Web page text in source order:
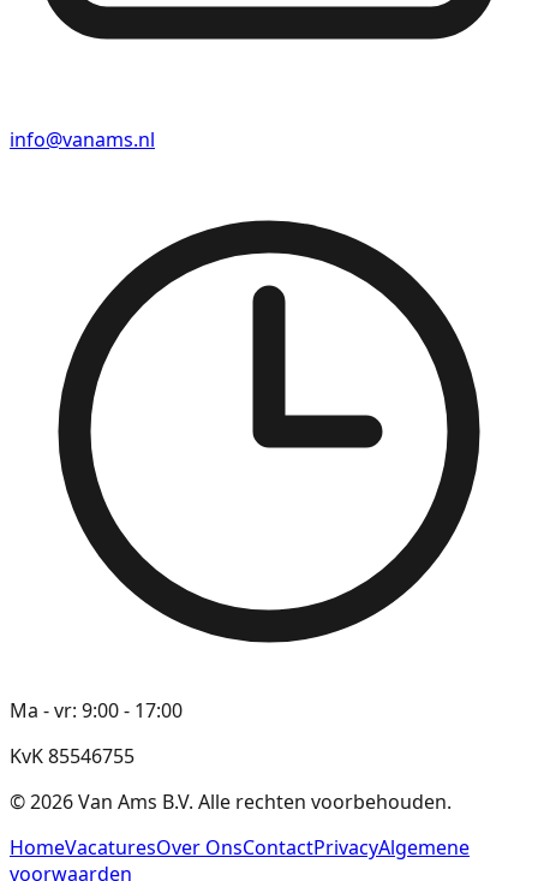
info@vanams.nl
Ma - vr: 9:00 - 17:00
KvK 85546755
©2026Van Ams B.V. Alle rechten voorbehouden.
HomeVacaturesOver OnsContactPrivacyAlgemene
voorwaarden